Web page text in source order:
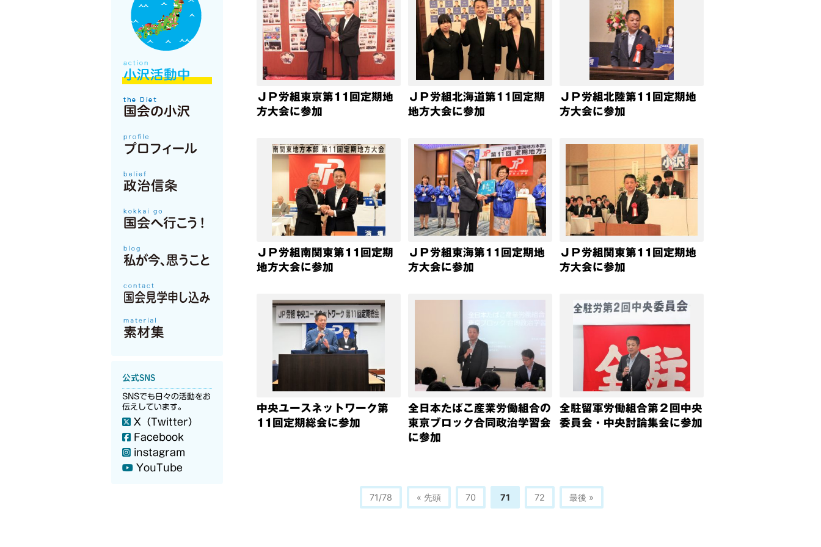
公式SNS
SNSでも日々の活動をお
伝えしています。
X（Twitter）
Facebook
instagram
YouTube
ＪＰ労組東京第11回定期地
方大会に参加
ＪＰ労組北海道第11回定期
地方大会に参加
ＪＰ労組北陸第11回定期地
方大会に参加
ＪＰ労組南関東第11回定期
地方大会に参加
ＪＰ労組東海第11回定期地
方大会に参加
ＪＰ労組関東第11回定期地
方大会に参加
中央ユースネットワーク第
11回定期総会に参加
全日本たばこ産業労働組合の
東京ブロック合同政治学習会
に参加
全駐留軍労働組合第２回中央
委員会・中央討論集会に参加
71/78 « 先頭 70 71 72 最後 »